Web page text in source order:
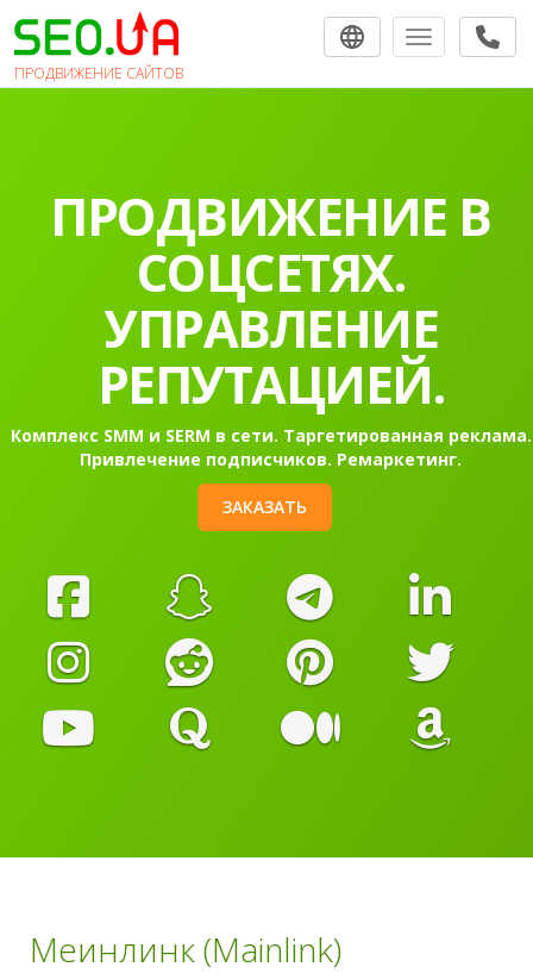
ПРОДВИЖЕНИЕ САЙТОВ
Toggle
ПРОДВИЖЕНИЕ В
СОЦСЕТЯХ.
УПРАВЛЕНИЕ
РЕПУТАЦИЕЙ.
Комплекс SMM и SERM в сети. Таргетированная реклама.
Привлечение подписчиков. Ремаркетинг.
ЗАКАЗАТЬ
Меинлинк (Mainlink)